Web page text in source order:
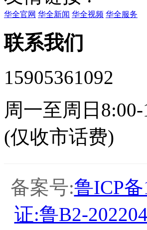
华全官网 华全新闻 华全视频 华全服务
联系我们
15905361092
周一至周日8:00-
(仅收市话费)
备案号:鲁ICP
证:鲁B2-